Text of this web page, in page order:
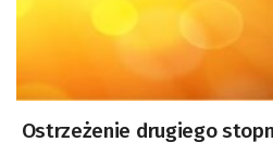
Ostrzeżenie drugiego